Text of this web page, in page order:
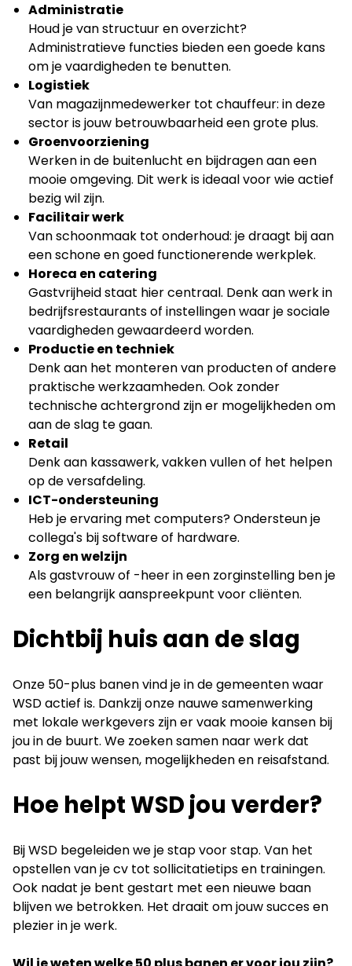
Administratie
Houd je van structuur en overzicht?
Administratieve functies bieden een goede kans
om je vaardigheden te benutten.
Logistiek
Van magazijnmedewerker tot chauffeur: in deze
sector is jouw betrouwbaarheid een grote plus.
Groenvoorziening
Werken in de buitenlucht en bijdragen aan een
mooie omgeving. Dit werk is ideaal voor wie actief
bezig wil zijn.
Facilitair werk
Van schoonmaak tot onderhoud: je draagt bij aan
een schone en goed functionerende werkplek.
Horeca en catering
Gastvrijheid staat hier centraal. Denk aan werk in
bedrijfsrestaurants of instellingen waar je sociale
vaardigheden gewaardeerd worden.
Productie en techniek
Denk aan het monteren van producten of andere
praktische werkzaamheden. Ook zonder
technische achtergrond zijn er mogelijkheden om
aan de slag te gaan.
Retail
Denk aan kassawerk, vakken vullen of het helpen
op de versafdeling.
ICT-ondersteuning
Heb je ervaring met computers? Ondersteun je
collega's bij software of hardware.
Zorg en welzijn
Als gastvrouw of -heer in een zorginstelling ben je
een belangrijk aanspreekpunt voor cliënten.
Dichtbij huis aan de slag
Onze 50-plus banen vind je in de gemeenten waar
WSD actief is. Dankzij onze nauwe samenwerking
met lokale werkgevers zijn er vaak mooie kansen bij
jou in de buurt. We zoeken samen naar werk dat
past bij jouw wensen, mogelijkheden en reisafstand.
Hoe helpt WSD jou verder?
Bij WSD begeleiden we je stap voor stap. Van het
opstellen van je cv tot sollicitatietips en trainingen.
Ook nadat je bent gestart met een nieuwe baan
blijven we betrokken. Het draait om jouw succes en
plezier in je werk.